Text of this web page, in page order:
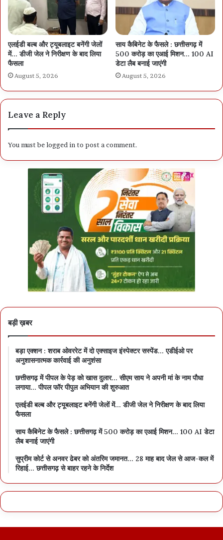
एलईडी बल्ब और ट्यूबलाइट बनेंगी जेलों
में… डीजी जेल ने निरीक्षण के बाद लिया
फैसला
August 5, 2026
साय कैबिनेट के फैसले : छत्तीसगढ़ में
500 करोड़ का एआई मिशन… 100 AI
डेटा लैब बनाई जाएंगी
August 5, 2026
Leave a Reply
You must belogged in to post a comment.
बड़ी ख़बर
बड़ा एक्शन : शराब ओवररेट में दो एक्साइज इंस्पेक्टर सस्पेंड… एडीईओ पर
अनुशासनात्मक कार्रवाई की अनुशंसा
छत्तीसगढ़ में पीपल के पेड़ को खास दुलार… सीएम साय ने अपनी मां के नाम पौधा
लगाया… पीपल फॉर पीपुल अभियान की शुरुआत
एलईडी बल्ब और ट्यूबलाइट बनेंगी जेलों में… डीजी जेल ने निरीक्षण के बाद लिया
फैसला
साय कैबिनेट के फैसले : छत्तीसगढ़ में 500 करोड़ का एआई मिशन… 100 AI डेटा
लैब बनाई जाएंगी
सुप्रीम कोर्ट से अनवर ढेबर को अंतरिम जमानत… 28 माह बाद जेल से आज-कल में
रिहाई… छत्तीसगढ़ से बाहर रहने के निर्देश